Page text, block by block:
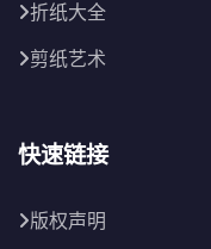
折纸大全
剪纸艺术
快速链接
版权声明